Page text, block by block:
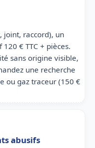
joint, raccord), un
€ TTC + pièces.
sans origine visible,
une recherche
ou gaz traceur (150 €
abusifs